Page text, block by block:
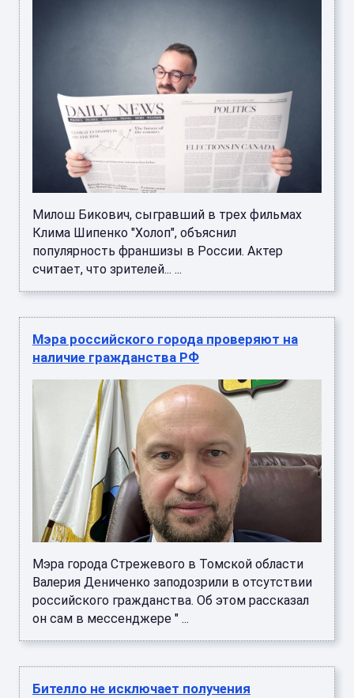
Милош Бикович, сыгравший в трех фильмах
Клима Шипенко "Холоп", объяснил
популярность франшизы в России. Актер
считает, что зрителей... ...
Мэра российского города проверяют на
наличие гражданства РФ
Мэра города Стрежевого в Томской области
Валерия Дениченко заподозрили в отсутствии
российского гражданства. Об этом рассказал
он сам в мессенджере " ...
Бителло не исключает получения